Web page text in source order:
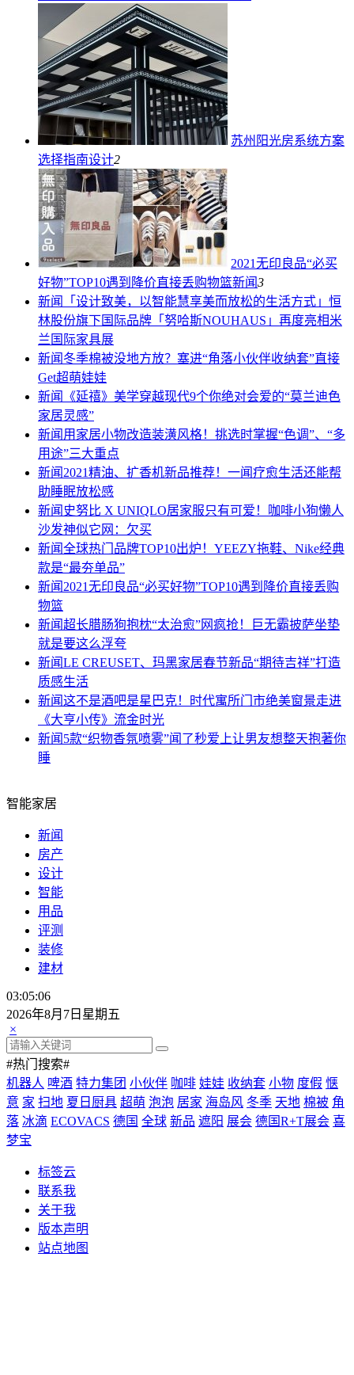
苏州阳光房系统方案
选择指南设计2
2021无印良品“必买
好物”TOP10遇到降价直接丢购物篮新闻3
新闻
「设计致美，以智能慧享美而放松的生活方式」恒
林股份旗下国际品牌「努哈斯NOUHAUS」再度亮相米
兰国际家具展
新闻 冬季棉被没地方放？塞进“角落小伙伴收纳套”直接
Get超萌娃娃
新闻
《延禧》美学穿越现代9个你绝对会爱的“莫兰迪色
家居灵感”
新闻 用家居小物改造装潢风格！挑选时掌握“色调”、“多
用途”三大重点
新闻2021精油、扩香机新品推荐！一闻疗愈生活还能帮
助睡眠放松感
新闻 史努比 X UNIQLO居家服只有可爱！咖啡小狗懒人
沙发神似它网：欠买
新闻全球热门品牌TOP10出炉！YEEZY拖鞋、Nike经典
款是“最夯单品”
新闻2021无印良品“必买好物”TOP10遇到降价直接丢购
物篮
新闻超长腊肠狗抱枕“太治愈”网疯抢！巨无霸披萨坐垫
就是要这么浮夸
新闻LE CREUSET、玛黑家居春节新品“期待吉祥”打造
质感生活
新闻这不是酒吧是星巴克！时代寓所门市绝美窗景走进
《大亨小传》流金时光
新闻 5款“织物香氛喷雾”闻了秒爱上让男友想整天抱著你
睡
智能家居
新闻
房产
设计
智能
用品
评测
装修
建材
03:05:07
2026年8月7日星期五
×
#热门搜索#
机器人 啤酒 特力集团 小伙伴 咖啡 娃娃 收纳套 小物 度假 惬
意 家 扫地 夏日厨具 超萌 泡泡 居家 海岛风 冬季 天地 棉被 角
落 冰滴 ECOVACS 德国 全球 新品 遮阳 展会 德国R+T展会 喜
梦宝
标签云
联系我
关于我
版本声明
站点地图